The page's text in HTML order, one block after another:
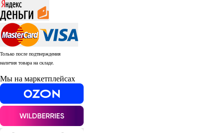
Только после подтверждения
наличия товара на складе.
Мы на маркетплейсах